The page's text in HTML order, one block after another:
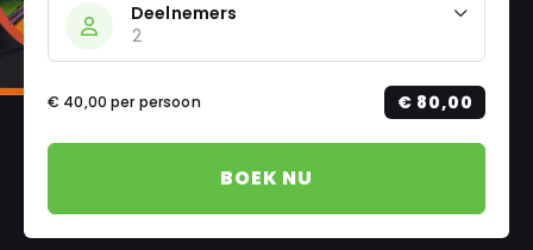
Deelnemers
€ 40,00per persoon € 80,00
BOEK NU